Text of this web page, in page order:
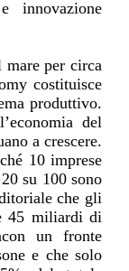
innovazione
mare per circa
costituisce
produttivo.
del
a crescere.
10 imprese
su 100 sono
che gli
45 miliardi di
con un fronte
e che solo